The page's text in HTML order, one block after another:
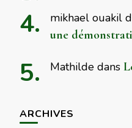
mikhael ouakil
une
Mathilde dans
ARCHIVES